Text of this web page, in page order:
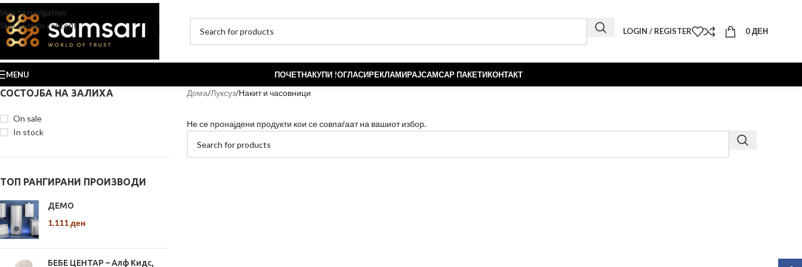
Skip to navigation
Skip to main content
LOGIN / REGISTER 0ДЕН
MENU ПОЧЕТНАКУПИ !ОГЛАСИРЕКЛАМИРАЈСАМСАР ПАКЕТИКОНТАКТ
СОСТОЈБА НА ЗАЛИХА
On sale
In stock
ТОП РАНГИРАНИ ПРОИЗВОДИ
ДЕМО
1.111ден
БЕБЕ ЦЕНТАР – Алф Кидс,
Дома Луксуз Накит и часовници
Не се пронајдени продукти кои се совпаѓаат на вашиот избор.